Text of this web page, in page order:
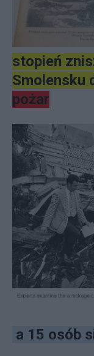
stopień
Smolensku
pożar
a 15 osób